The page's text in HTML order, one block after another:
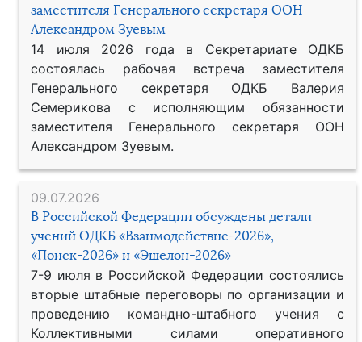
заместителя Генерального секретаря ООН
Александром Зуевым
14 июля 2026 года в Секретариате ОДКБ
состоялась рабочая встреча заместителя
Генерального секретаря ОДКБ Валерия
Семерикова с исполняющим обязанности
заместителя Генерального секретаря ООН
Александром Зуевым.
09.07.2026
В Российской Федерации обсуждены детали
учений ОДКБ «Взаимодействие-2026»,
«Поиск-2026» и «Эшелон-2026»
7-9 июля в Российской Федерации состоялись
вторые штабные переговоры по организации и
проведению командно-штабного учения с
Коллективными силами оперативного